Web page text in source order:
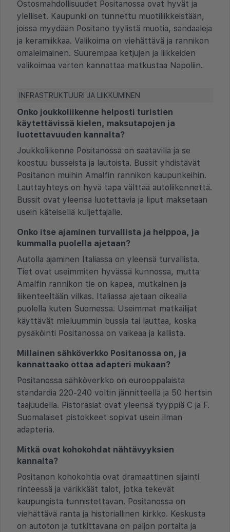
Ostosmahdollisuudet Positanossa ovat hyvät ja
ylelliset. Kaupunki on tunnettu muotiliikkeistään,
joissa myydään Positano tyylistä muotia, sandaaleja
ja keramiikkaa. Valikoima on viehättävä ja rannikon
omaleimainen. Suurempaa ketjujen ja liikkeiden
valikoimaa varten kannattaa matkustaa Napoliin.
INFRASTRUKTUURI JA LIIKKUMINEN
Onko joukkoliikenne helposti turistien
käytettävissä kielen, maksutapojen ja
luotettavuuden kannalta?
Joukkoliikenne Positanossa on saatavilla ja se
koostuu busseista ja lautoista. Bussit yhdistävät
Positanon muihin Amalfin rannikon kaupunkeihin.
Lauttayhteys on hyvä tapa välttää autoliikennettä.
Bussit ovat yleensä luotettavia ja liput maksetaan
usein käteisellä kuljettajalle.
Onko itse ajaminen turvallista ja helppoa, ja
kummalla puolella ajetaan?
Autolla ajaminen Italiassa on yleensä turvallista.
Tiet ovat useimmiten hyvässä kunnossa, mutta
Amalfin rannikon tie on kapea, mutkainen ja
liikenteeltään vilkas. Italiassa ajetaan oikealla
puolella kuten Suomessa. Useimmat matkailijat
käyttävät mieluummin bussia tai lauttaa, koska
pysäköinti Positanossa on vaikeaa ja kallista.
Millainen sähköverkko Positanossa on, ja
kannattaako ottaa adapteri mukaan?
Positanossa sähköverkko on eurooppalaista
standardia 220-240 voltin jännitteellä ja 50 hertsin
taajuudella. Pistorasiat ovat yleensä tyyppiä C ja F.
Suomalaiset pistokkeet sopivat usein ilman
adapteria.
Mitkä ovat kohokohdat nähtävyyksien
kannalta?
Positanon kohokohtia ovat dramaattinen sijainti
rinteessä ja värikkäät talot, jotka tekevät
kaupungista tunnistettavan. Positanossa on
viehättävä ranta ja historiallinen kirkko. Keskusta
on autoton ja tutkittavana on paljon portaita ja